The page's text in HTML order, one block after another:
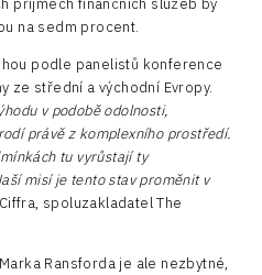
na sedm procent.
podle panelistů konference
ze střední a východní Evropy.
v podobě odolnosti,
právě z komplexního prostředí.
tu vyrůstají ty
misí je tento stav proměnit v
spoluzakladatel The
Ransforda je ale nezbytné,